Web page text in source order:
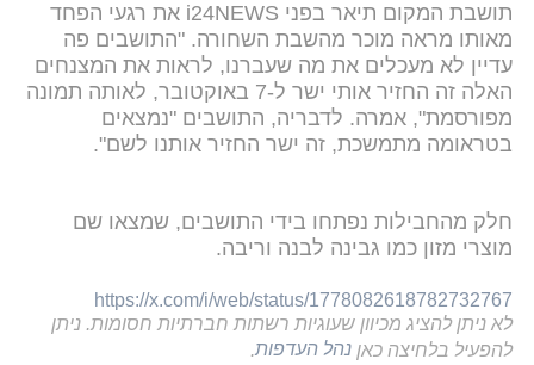
תושבת המקום תיאר בפני i24NEWS את רגעי הפחד
מאותו מראה מוכר מהשבת השחורה. "התושבים פה
עדיין לא מעכלים את מה שעברנו, לראות את המצנחים
האלה זה החזיר אותי ישר ל-7 באוקטובר, לאותה תמונה
מפורסמת", אמרה. לדבריה, התושבים "נמצאים
בטראומה מתמשכת, זה ישר החזיר אותנו לשם".
חלק מהחבילות נפתחו בידי התושבים, שמצאו שם
מוצרי מזון כמו גבינה לבנה וריבה.
https://x.com/i/web/status/1778082618782732767
לא ניתן להציג מכיוון שעוגיות רשתות חברתיות חסומות. ניתן
להפעיל בלחיצה כאן נהל העדפות